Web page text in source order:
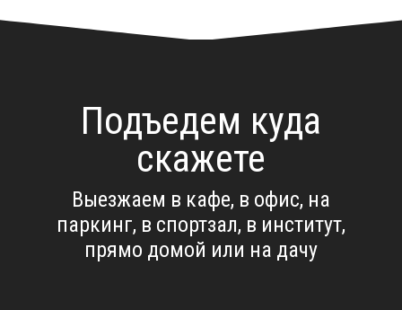
Подъедем куда
скажете
Выезжаем в кафе, в офис, на
паркинг, в спортзал, в институт,
прямо домой или на дачу